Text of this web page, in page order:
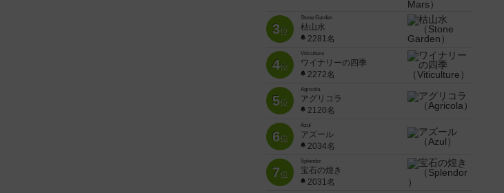
3位
Stone Garden
枯山水
2281名
4位
Viticulture
ワイナリーの四季
2272名
5位
Agricola
アグリコラ
2120名
6位
Azul
アズール
2034名
7位
Splendor
宝石の煌き
2031名